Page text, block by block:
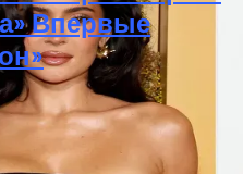
Подозреваемого В
Впервые